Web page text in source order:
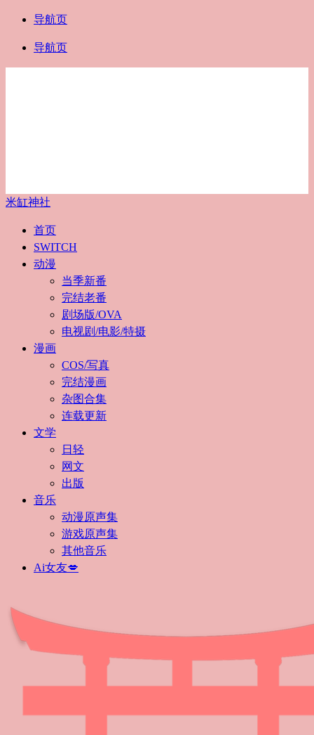
导航页
导航页
米缸神社
首页
SWITCH
动漫
当季新番
完结老番
剧场版/OVA
电视剧/电影/特摄
漫画
COS/写真
完结漫画
杂图合集
连载更新
文学
日轻
网文
出版
音乐
动漫原声集
游戏原声集
其他音乐
Ai女友💋